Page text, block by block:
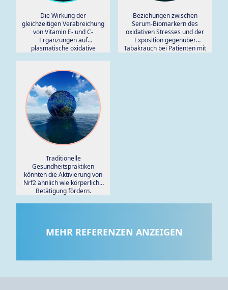
Die Wirkung der
gleichzeitigen Verabreichung
von Vitamin E- und C-
Ergänzungen auf
plasmatische oxidative
GRADE-bewertete
systematische Übersicht und
Meta-Analyse von
randomisierten kontrollierten
Studien mit Meta-Regression.
Beziehungen zwischen
Serum-Biomarkern des
oxidativen Stresses und der
Exposition gegenüber
Tabakrauch bei Patienten mit
Traditionelle
Gesundheitspraktiken
könnten die Aktivierung von
Nrf2 ähnlich wie körperliche
Betätigung fördern.
MEHR REFERENZEN ANZEIGEN